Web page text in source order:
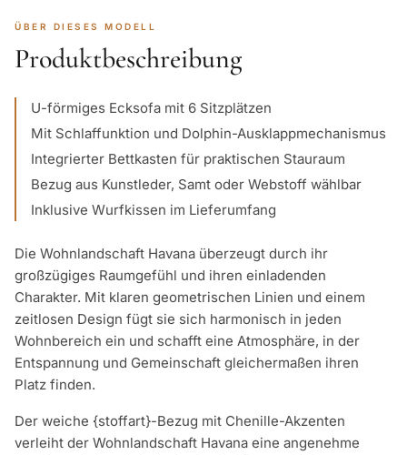
ÜBER DIESES MODELL
Produktbeschreibung
U-förmiges Ecksofa mit 6 Sitzplätzen
Mit Schlaffunktion und Dolphin-Ausklappmechanismus
Integrierter Bettkasten für praktischen Stauraum
Bezug aus Kunstleder, Samt oder Webstoff wählbar
Inklusive Wurfkissen im Lieferumfang
Die Wohnlandschaft Havana überzeugt durch ihr
großzügiges Raumgefühl und ihren einladenden
Charakter. Mit klaren geometrischen Linien und einem
zeitlosen Design fügt sie sich harmonisch in jeden
Wohnbereich ein und schafft eine Atmosphäre, in der
Entspannung und Gemeinschaft gleichermaßen ihren
Platz finden.
Der weiche {stoffart}-Bezug mit Chenille-Akzenten
verleiht der Wohnlandschaft Havana eine angenehme